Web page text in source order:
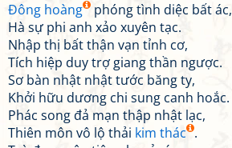
Đông hoàng
phóng tình diệc bất ác,
Hà sự phi anh xảo xuyên tạc.
Nhập thị bất thận vạn tỉnh cơ,
Tích hiệp duy trợ giang thần ngược.
Sơ bàn nhật nhật tước băng ty,
Khởi hữu dương chi sung canh hoắc.
Phác song đả mạn thập nhật lạc,
Thiên môn vô lộ thải kim thác .